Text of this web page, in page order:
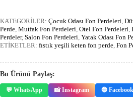
KATEGORİLER: Çocuk Odası Fon Perdeleri
Perde Mutfak Fon Perdeleri Otel Fon Perdeleri
Perdeler, Salon Fon Perdeleri Yatak Odası Fon
ETİKETLER: fıstık yeşili keten fon perde Fon
Bu Ürünü Paylaş:
💬 WhatsApp 📸 Instagram 🔵 Facebook